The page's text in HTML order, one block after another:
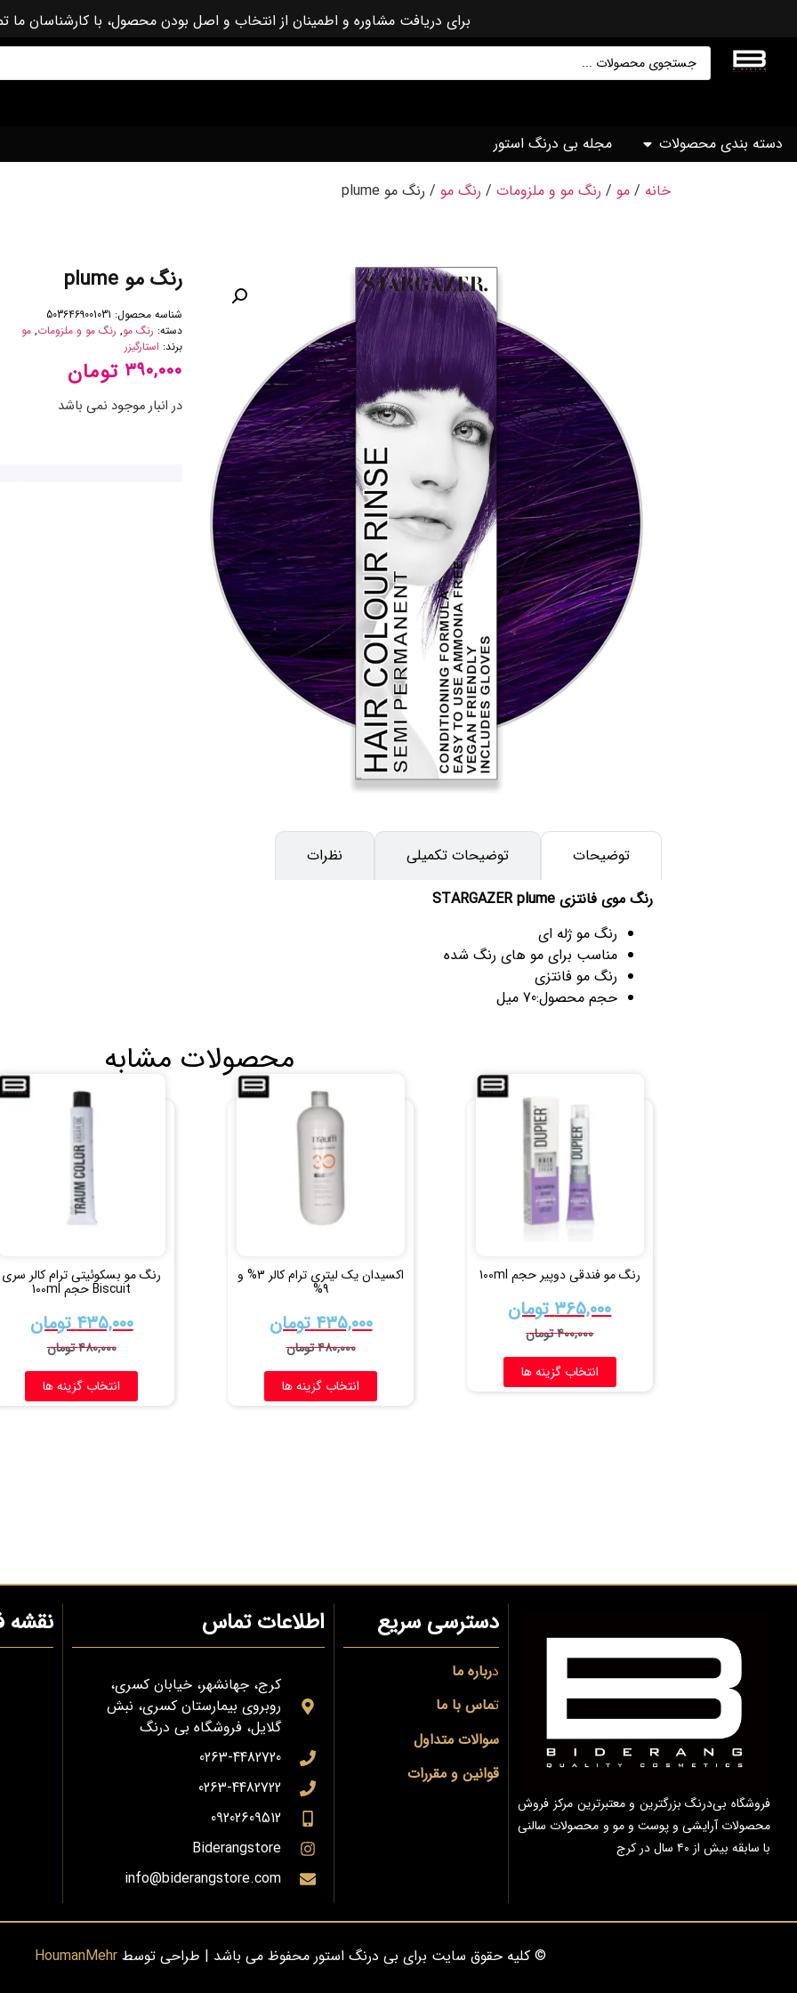
برای دریافت مشاوره و اطمینان از انتخاب و اصل بودن محصول، با کارشناسان ما
دسته بندی محصولات مجله بی درنگ استور
خانه / مو / رنگ مو و ملزومات / رنگ مو / رنگ مو plume
رنگ مو plume
شناسه محصول: 5036469001031
دسته: رنگ مو, رنگ مو و ملزومات, مو
برند: استارگیزر
۳۹۰,۰۰۰ تومان
در انبار موجود نمی باشد
توضیحات توضیحات تکمیلی
نظرات
رنگ موی فانتزی STARGAZER plume
رنگ مو ژله ای
مناسب برای مو های رنگ شده
رنگ مو فانتزی
حجم محصول:70 میل
محصولات مشابه
رنگ مو فندقی دوپیر حجم 100ml
۴۰۰,۰۰۰تومان
۳۶۵,۰۰۰تومان
انتخاب گزینه ها
اکسیدان یک لیتری ترام کالر 3% و
9%
۴۸۰,۰۰۰تومان
۴۳۵,۰۰۰تومان
انتخاب گزینه ها
رنگ مو بسکوئیتی ترام کالر سری
Biscuit حجم 100ml
۴۸۰,۰۰۰تومان
۴۳۵,۰۰۰تومان
انتخاب گزینه ها
0 ارتباط با فروشگاه
فروشگاه بی‌درنگ بزرگترین و معتبرترین مرکز فروش
محصولات آرایشی و پوست و مو و محصولات سالنی
با سابقه بیش از ۴۰ سال در کرج
دسترسی سریع
درباره ما
تماس با ما
سوالات متداول
قوانین و مقررات
اطلاعات تماس
کرج، جهانشهر، خیابان کسری،
روبروی بیمارستان کسری، نبش
گلایل، فروشگاه بی درنگ
0263-4482720
0263-4482722
09202609512
Biderangstore
info@biderangstore.com
نقشه
© کلیه حقوق سایت برای بی درنگ استور محفوظ می باشد | طراحی توسطHoumanMehr